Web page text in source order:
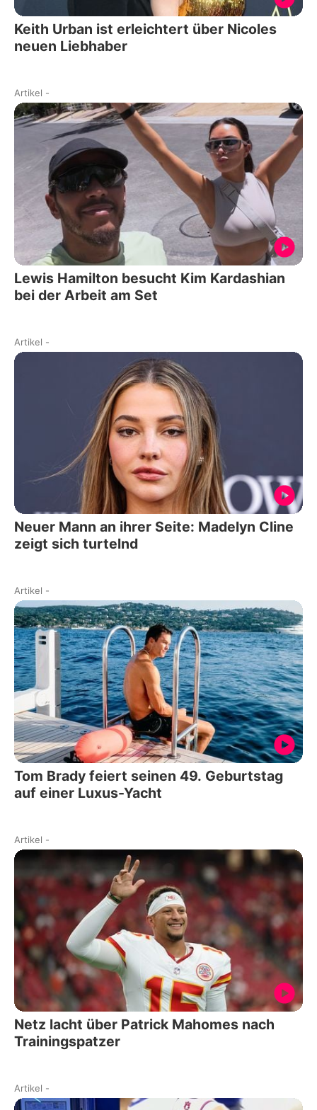
Keith Urban ist erleichtert über Nicoles
neuen Liebhaber
Artikel -
Lewis Hamilton besucht Kim Kardashian
bei der Arbeit am Set
Artikel -
Neuer Mann an ihrer Seite: Madelyn Cline
zeigt sich turtelnd
Artikel -
Tom Brady feiert seinen 49. Geburtstag
auf einer Luxus-Yacht
Artikel -
Netz lacht über Patrick Mahomes nach
Trainingspatzer
Artikel -